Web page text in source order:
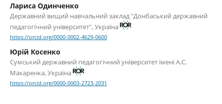
Лариса Одинченко
Державний вищий навчальний заклад "Донбаський державний
педагогічний університет", Україна
https://orcid.org/0000-0002-4629-0600
Юрій Косенко
Сумський державний педагогічний університет імені А.С.
Макаренка, Україна
https://orcid.org/0000-0003-2723-2031